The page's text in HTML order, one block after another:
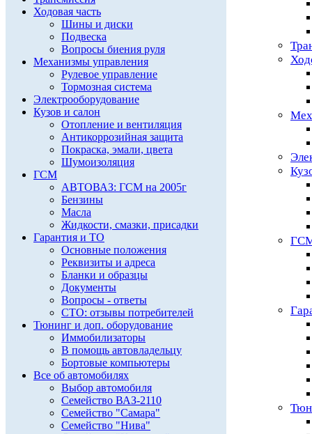
Ходовая часть
Шины и диски
Подвеска
Вопросы биения руля
Механизмы управления
Рулевое управление
Тормозная система
Электрооборудование
Кузов и салон
Отопление и вентиляция
Антикоррозийная защита
Покраска, эмали, цвета
Шумоизоляция
ГСМ
АВТОВАЗ: ГСМ на 2005г
Бензины
Масла
Жидкости, смазки, присадки
Гарантия и ТО
Основные положения
Реквизиты и адреса
Бланки и образцы
Документы
Вопросы - ответы
СТО: отзывы потребителей
Тюнинг и доп. оборудование
Иммобилизаторы
В помощь автовладельцу
Бортовые компьютеры
Все об автомобилях
Выбор автомобиля
Семейство ВАЗ-2110
Семейство "Самара"
Семейство "Нива"